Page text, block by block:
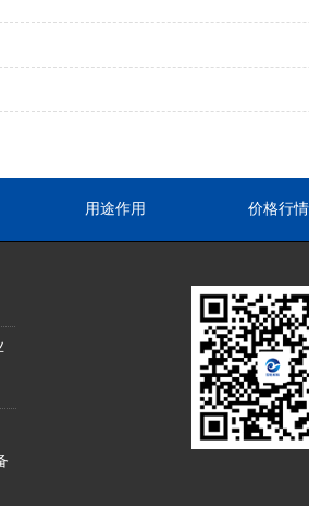
用途作用 价格行情